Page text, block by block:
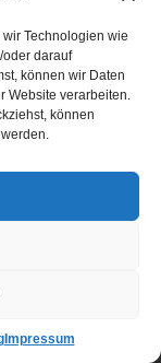
Technologien wie
darauf
können wir Daten
Website verarbeiten.
können
Impressum
4,99 €
Ehetrott